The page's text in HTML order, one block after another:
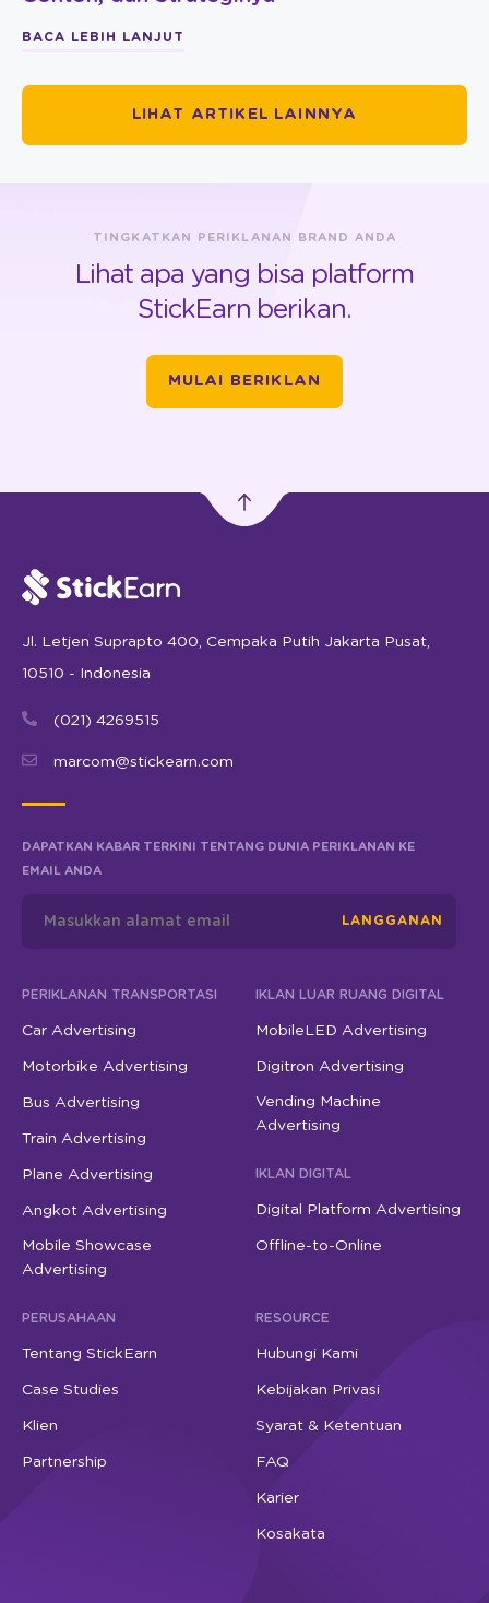
BACA LEBIH LANJUT
LIHAT ARTIKEL LAINNYA
TINGKATKAN PERIKLANAN BRAND ANDA
Lihat apa yang bisa platform
StickEarn berikan.
MULAI BERIKLAN
Jl. Letjen Suprapto 400, Cempaka Putih Jakarta Pusat,
10510 - Indonesia
(021) 4269515
marcom@stickearn.com
DAPATKAN KABAR TERKINI TENTANG DUNIA PERIKLANAN KE
EMAIL ANDA
LANGGANAN
PERIKLANAN TRANSPORTASI
Car Advertising
Motorbike Advertising
Bus Advertising
Train Advertising
Plane Advertising
Angkot Advertising
Mobile Showcase
Advertising
IKLAN LUAR RUANG DIGITAL
MobileLED Advertising
Digitron Advertising
Vending Machine
Advertising
IKLAN DIGITAL
Digital Platform Advertising
Offline-to-Online
PERUSAHAAN
Tentang StickEarn
Case Studies
Klien
Partnership
RESOURCE
Hubungi Kami
Kebijakan Privasi
Syarat & Ketentuan
FAQ
Karier
Kosakata